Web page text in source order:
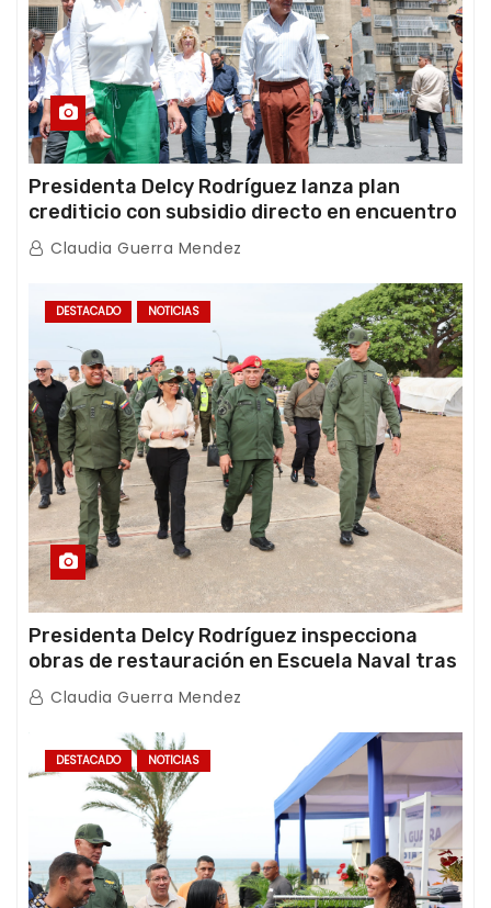
Presidenta Delcy Rodríguez lanza plan
crediticio con subsidio directo en encuentro
con Juntas de Condominio
Claudia Guerra Mendez
DESTACADO NOTICIAS
Presidenta Delcy Rodríguez inspecciona
obras de restauración en Escuela Naval tras
afectaciones sísmicas en La Guaira
Claudia Guerra Mendez
DESTACADO NOTICIAS